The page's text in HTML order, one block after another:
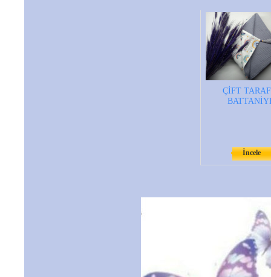
ÇİFT
İncele